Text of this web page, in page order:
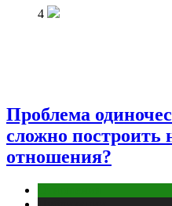
4
Проблема
сложно построить
отношения?